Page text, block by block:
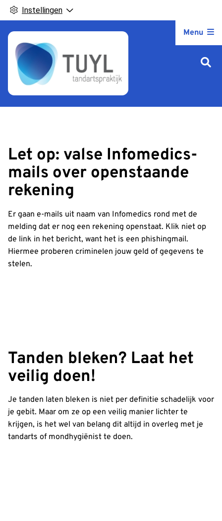
Instellingen
Menu
Let op: valse Infomedics-
mails over openstaande
rekening
Er gaan e-mails uit naam van Infomedics rond met de
melding dat er nog een rekening openstaat. Klik niet op
de link in het bericht, want het is een phishingmail.
Hiermee proberen criminelen jouw geld of gegevens te
stelen.
Tanden bleken? Laat het
veilig doen!
Je tanden laten bleken is niet per definitie schadelijk voor
je gebit. Maar om ze op een veilig manier lichter te
krijgen, is het wel van belang dit altijd in overleg met je
tandarts of mondhygiënist te doen.